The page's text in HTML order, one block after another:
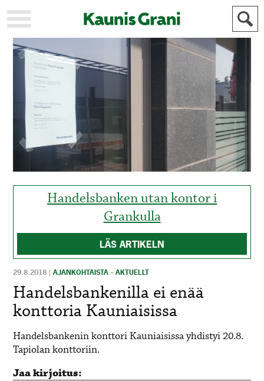
KAUPUNKI
STADEN
AJANKOHTAISTA
AKTUELLT
URHEILU
KULTTUURI
HISTORIA
YLEINEN
ALLMÄN
MAINOSTAJILLE
FÖR
ANNONSÖRER
Handelsbanken utan kontor i
Grankulla
LÄS ARTIKELN
29.8.2018 |AJANKOHTAISTA - AKTUELLT
Handelsbankenilla ei enää
konttoria Kauniaisissa
Handelsbankenin konttori Kauniaisissa yhdistyi 20.8.
Tapiolan konttoriin.
Jaa kirjoitus: